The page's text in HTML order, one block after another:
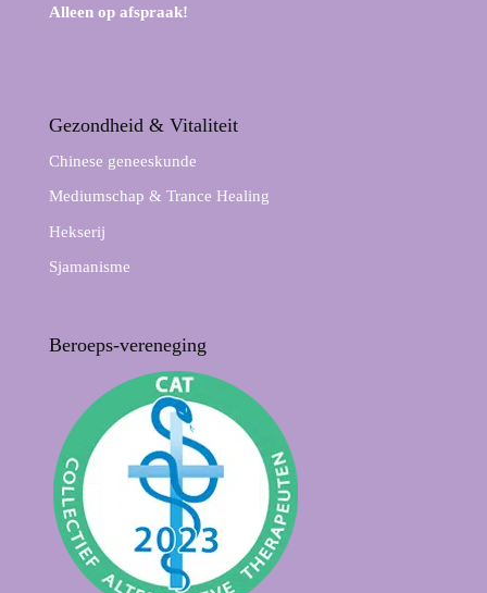
Alleen op afspraak!
Gezondheid & Vitaliteit
Chinese geneeskunde
Mediumschap & Trance Healing
Hekserij
Sjamanisme
Beroeps-vereneging